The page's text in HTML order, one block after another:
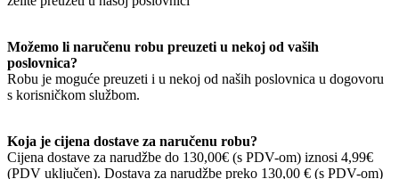
Možemo li naručenu robu preuzeti u nekoj od vaših
poslovnica?
Robu je moguće preuzeti i u nekoj od naših poslovnica u dogovoru
s korisničkom službom.
Koja je cijena dostave za naručenu robu?
Cijena dostave za narudžbe do 130,00€ (s PDV-om) iznosi 4,99€
(PDV uključen). Dostava za narudžbe preko 130,00 € (s PDV-om)